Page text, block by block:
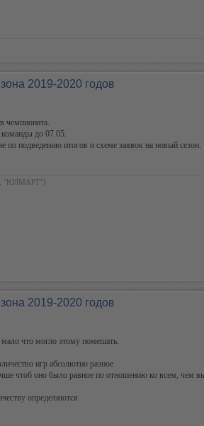
2019-2020 годов
чемпионата.
до 07.05.
по подведению итогов и схеме заявок на новый сезон.
"ЮЛМАРТ")
2019-2020 годов
что могло этому помешать.
игр абсолютно разное
чтоб оно было равное по отношению ко всем, чем
определяются